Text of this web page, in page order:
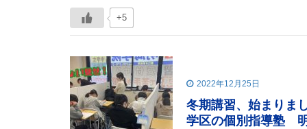
+5
2022年12月25日
冬期講習、始まりま
学区の個別指導塾